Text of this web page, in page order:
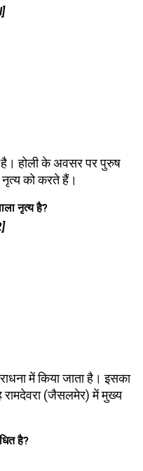
है। होली के अवसर पर पुरुष
नृत्य को करते हैं।
नृत्य है?
में किया जाता है। इसका
रामदेवरा (जैसलमेर) में मुख्य
है?